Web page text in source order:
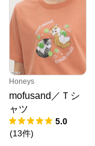
Honeys
mofusand／Ｔシ
ャツ
5.0
(13件)